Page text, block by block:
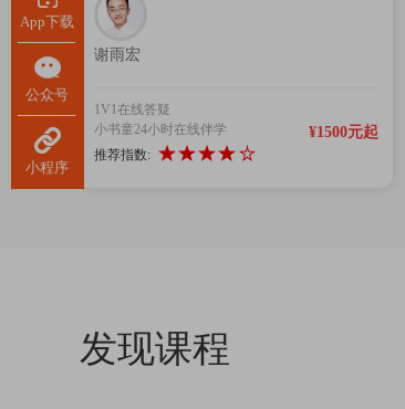
谢雨宏
1V1在线答疑
小书童24小时在线伴学
推荐指数:
¥1500元起
发现课程
App下载
公众号
小程序